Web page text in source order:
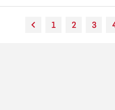
1 2 3